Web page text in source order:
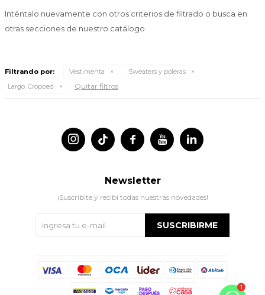
Inténtalo nuevamente con otros criterios de filtrado o busca en
otras secciones de nuestro catálogo.
Filtrando por: Vestimenta
Sweaters y poleras
Largo: Cropped Quitar filtros
 
 
Newsletter
¡Suscribite y recibí todas nuestras novedades!
SUSCRIBIRME